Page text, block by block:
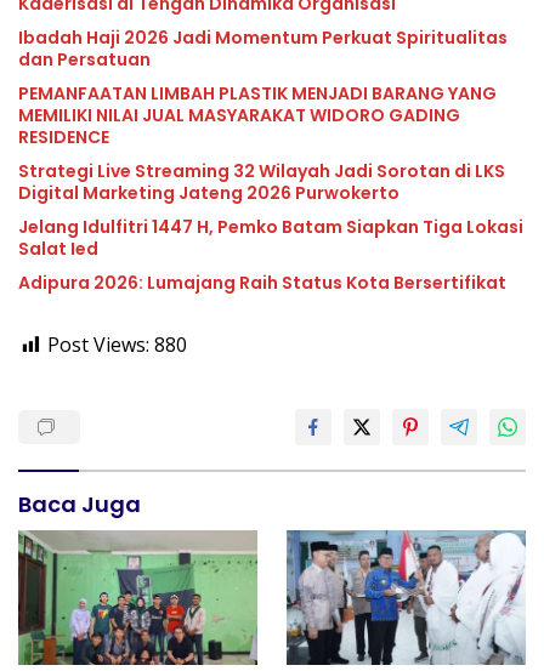
Ibadah Haji 2026 Jadi Momentum Perkuat Spiritualitas
dan Persatuan
PEMANFAATAN LIMBAH PLASTIK MENJADI BARANG YANG
MEMILIKI NILAI JUAL MASYARAKAT WIDORO GADING
RESIDENCE
Strategi Live Streaming 32 Wilayah Jadi Sorotan di LKS
Digital Marketing Jateng 2026 Purwokerto
Jelang Idulfitri 1447 H, Pemko Batam Siapkan Tiga Lokasi
Salat Ied
Adipura 2026: Lumajang Raih Status Kota Bersertifikat
Post Views: 880
Baca Juga